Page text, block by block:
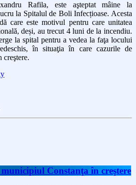
Rafila, este aşteptat mâine la
la Spitalul de Boli Infecțioase. Acesta
care este motivul pentru care unitatea
deși, au trecut 4 luni de la incendiu.
la spital pentru a vedea la faţa locului
în situaţia în care cazurile de
Constanţa în creştere